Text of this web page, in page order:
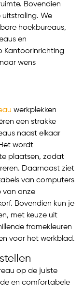
Bovendien
We
hoekbureaus,
en
Kantoorinrichting
wens
werkplekken
een strakke
naast elkaar
wordt
plaatsen, zodat
Daarnaast ziet
van computers
van onze
Bovendien kun je
met keuze uit
framekleuren
voor het werkblad.
op de juiste
en comfortabele